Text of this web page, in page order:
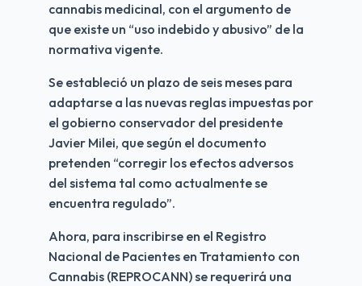
cannabis medicinal, con el argumento de
que existe un “uso indebido y abusivo” de la
normativa vigente.
Se estableció un plazo de seis meses para
adaptarse a las nuevas reglas impuestas por
el gobierno conservador del presidente
Javier Milei, que según el documento
pretenden “corregir los efectos adversos
del sistema tal como actualmente se
encuentra regulado”.
Ahora, para inscribirse en el Registro
Nacional de Pacientes en Tratamiento con
Cannabis (REPROCANN) se requerirá una